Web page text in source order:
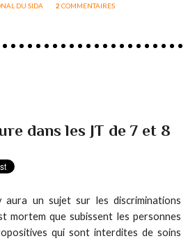
DU SIDA 2 COMMENTAIRES
dans les JT de 7 et 8
aura un sujet sur les discriminations
mortem que subissent les personnes
qui sont interdites de soins